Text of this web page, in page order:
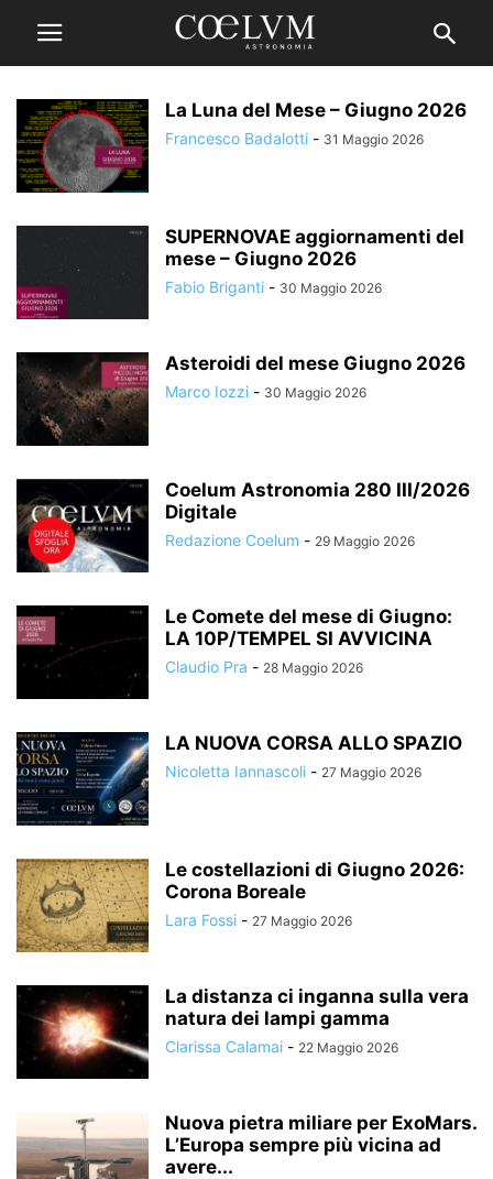
La Luna del Mese – Giugno 2026
Francesco Badalotti - 31 Maggio 2026
SUPERNOVAE aggiornamenti del
mese – Giugno 2026
Fabio Briganti - 30 Maggio 2026
Asteroidi del mese Giugno 2026
Marco Iozzi - 30 Maggio 2026
Coelum Astronomia 280 III/2026
Digitale
Redazione Coelum - 29 Maggio 2026
Le Comete del mese di Giugno:
LA 10P/TEMPEL SI AVVICINA
Claudio Pra - 28 Maggio 2026
LA NUOVA CORSA ALLO SPAZIO
Nicoletta Iannascoli - 27 Maggio 2026
Le costellazioni di Giugno 2026:
Corona Boreale
Lara Fossi - 27 Maggio 2026
La distanza ci inganna sulla vera
natura dei lampi gamma
Clarissa Calamai - 22 Maggio 2026
Nuova pietra miliare per ExoMars.
L’Europa sempre più vicina ad
avere...